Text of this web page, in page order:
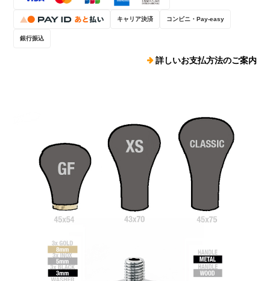
キャリア決済 コンビニ・Pay-easy
銀行振込
詳しいお支払方法のご案内